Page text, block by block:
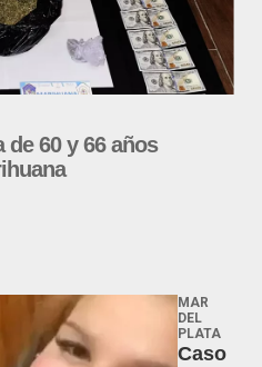
de 60 y 66 años
MAR
DEL
PLATA
Caso